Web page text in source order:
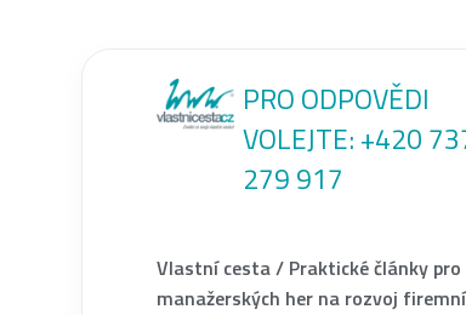
PRO ODPOVĚDI
VOLEJTE: +420
279 917
Vlastní cesta/ Praktické články
manažerských her na rozvoj